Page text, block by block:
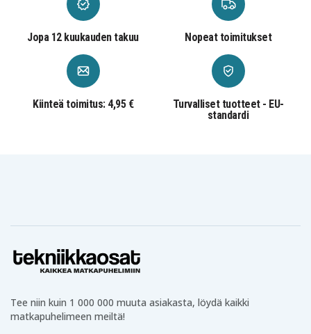
USB1/USB2-lähtö: 4,5 V = 5 A, 5 V = 4,5 A, 5 V = 3 A,
9 V = 2 A, 12 V = 1,5 A
USB + USB-C kokonaislähtöteho: 5V = 3A
Materiaali: ABS + palonkestävä PC
Tuotteen mitat: 116 * 70 * 17 mm
Paino: 194 g
Powerbank
Merkki
Väri
Jopa 12 kuukauden takuu Nopeat toimitukset
Kiinteä toimitus: 4,95 €
Turvalliset tuotteet - EU-
standardi
Tee niin kuin 1 000 000 muuta asiakasta, löydä kaikki
matkapuhelimeen meiltä!